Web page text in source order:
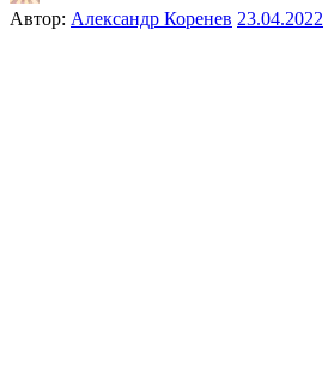
Автор: Александр Коренев 23.04.2022